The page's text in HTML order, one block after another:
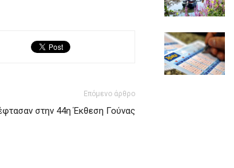
Επόμενο άρθρο
στην 44η Έκθεση Γούνας